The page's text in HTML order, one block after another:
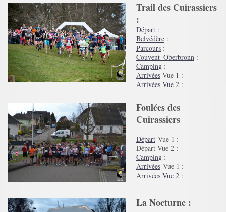
Trail des Cuirassiers
:
Départ :
Belvédère :
Parcours :
Couvent_Oberbronn :
Camping :
Arrivées Vue 1 :
Arrivées Vue 2 :
​Foulées des
Cuirassiers
Départ Vue 1 :
Départ Vue 2 :
Camping :
Arrivées Vue 1 :
Arrivées Vue 2 :
La Nocturne :